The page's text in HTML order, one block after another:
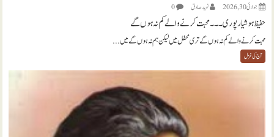
جولائی 30, 2026 نويد صادق 0
حفیظ ہوشیارپوری ۔۔۔ محبت کرنے والے کم نہ ہوں گے
محبت کرنے والے کم نہ ہوں گے تری محفل میں لیکن ہم نہ ہوں گے میں...
آج کی غزل